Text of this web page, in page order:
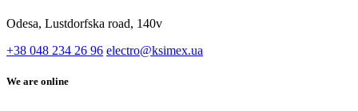
Odesa, Lustdorfska road, 140v
+38 048 234 26 96 electro@ksimex.ua
We are online